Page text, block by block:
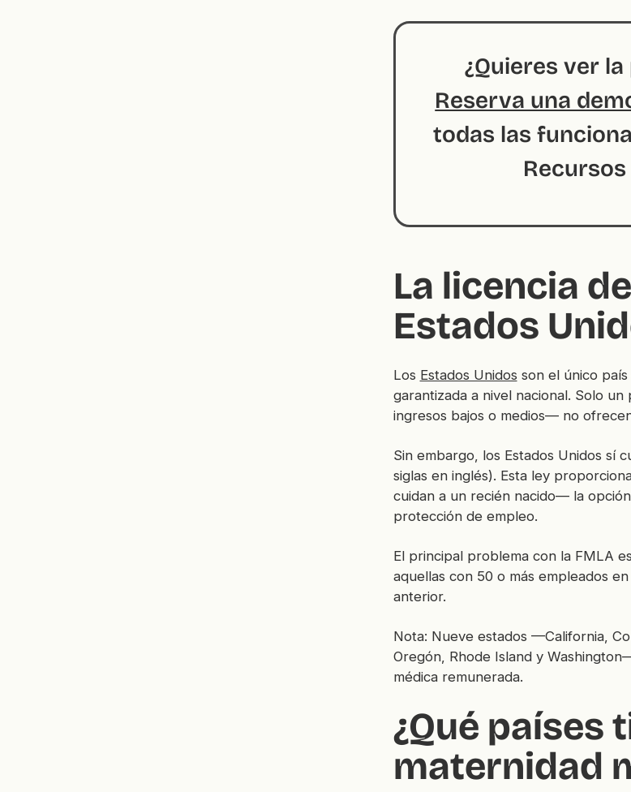
¿Quieres ver
Reserva una
todas las
Recursos
La licencia
Estados
Los Estados Unidos son el único
garantizada a nivel nacional. Solo
ingresos bajos o medios— no
Sin embargo, los Estados Unidos sí
siglas en inglés). Esta ley
cuidan a un recién nacido— la
protección de empleo.
El principal problema con la FMLA
aquellas con 50 o más empleados
anterior.
Nota: Nueve estados —California,
Oregón, Rhode Island y
médica remunerada.
¿Qué países
maternidad